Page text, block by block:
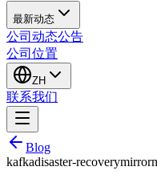
最新动态
公司动态公告
公司位置
ZH
联系我们
Blog
kafkadisaster-recovery